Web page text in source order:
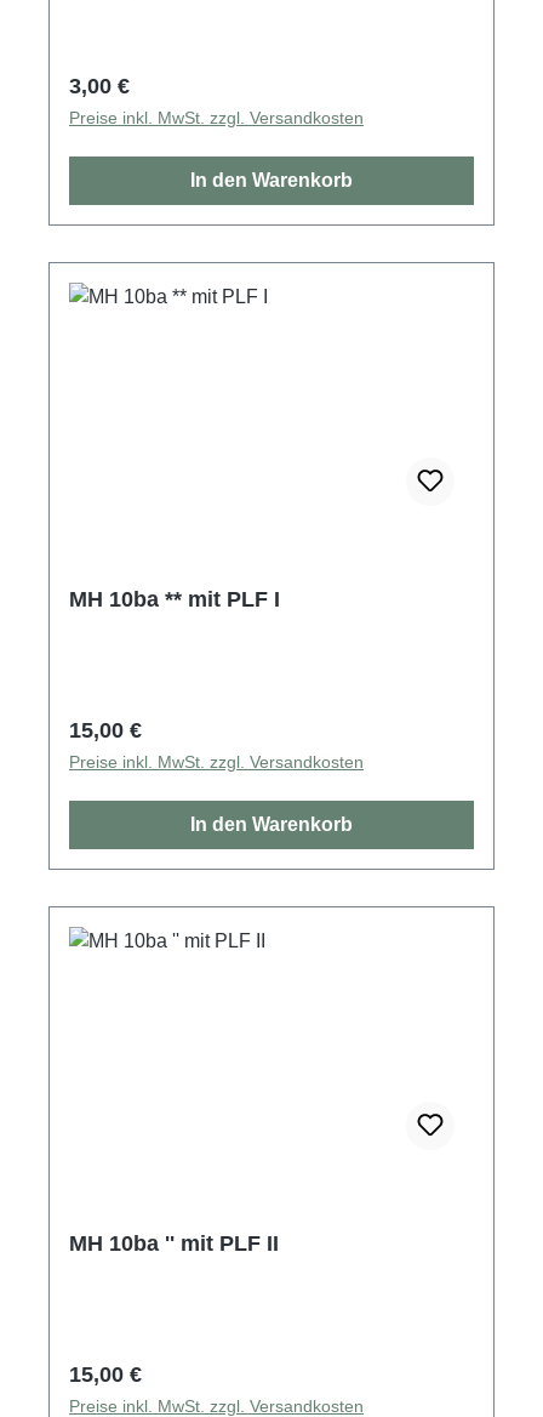
Regulärer Preis:
3,00 €
Preise inkl. MwSt. zzgl. Versandkosten
In den Warenkorb
MH 10ba ** mit PLF I
Regulärer Preis:
15,00 €
Preise inkl. MwSt. zzgl. Versandkosten
In den Warenkorb
MH 10ba '' mit PLF II
Regulärer Preis:
15,00 €
Preise inkl. MwSt. zzgl. Versandkosten